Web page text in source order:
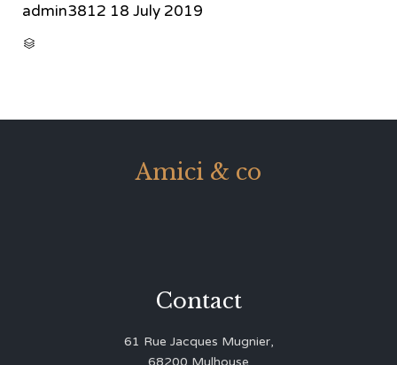
admin3812 18 July 2019

Amici & co
Contact
61 Rue Jacques Mugnier,